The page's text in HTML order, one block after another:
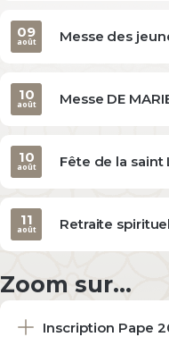
Messe des
09
août
Messe DE
10
août
Fête de la saint
10
août
Retraite
11
août
Zoom sur...
Inscription Pape